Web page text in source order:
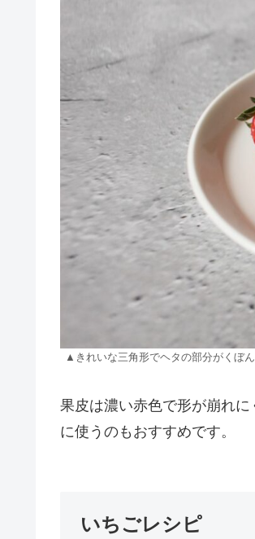
▲きれいな三角形でヘタの部分がくぼ
果皮は濃い赤色で形が崩れ
に使うのもおすすめです。
いちごレシピ